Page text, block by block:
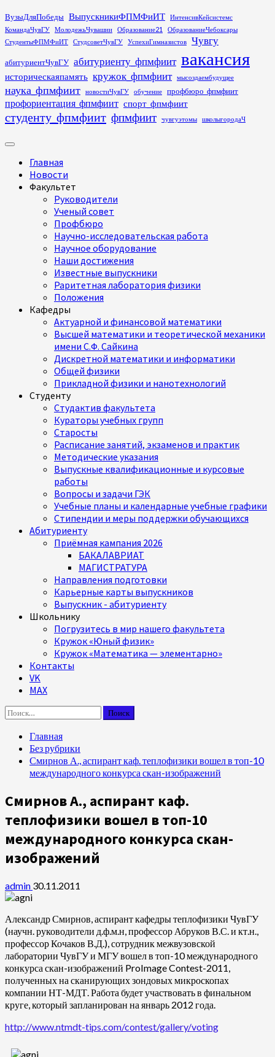
Перейти
к
содержимому
ВузыДляПобеды ВыпускникиФПМФиИТ
ИнтенсивКейсистемс
КомандаЧувГУ
МолодежьЧувашии Образование21
ОбразованиеЧебоксары
СтудентыФПМФиИТ
СтудсоветЧувГУ УспехиГимназистов Чувгу
абитуриентЧувГУ абитуриенту_фпмфиит вакансия
историческаяпамять кружок_фпмфиит мысоздаембудущее
наука_фпмфиит новостиЧувГУ обучение профбюро_фпмфиит
профориентация_фпмфиит спорт_фпмфиит
студенту_фпмфиит фпмфиит чувгуэтомы школыгородаЧ
Основное
Главная
Новости
Факультет
Руководители
Ученый совет
Профбюро
Научно-исследовательская работа
Научное оборудование
Наши достижения
Известные выпускники
Раритетная лаборатория физики
Положения
Кафедры
Актуарной и финансовой математики
Высшей математики и теоретической механики
имени С.Ф. Сайкина
Дискретной математики и информатики
Общей физики
Прикладной физики и нанотехнологий
Студенту
Студактив факультета
Кураторы учебных групп
Старосты
Расписание занятий, экзаменов и практик
Методические указания
Выпускные квалификационные и курсовые
работы
Вопросы и задачи ГЭК
Учебные планы и календарные учебные графики
Стипендии и меры поддержки обучающихся
Абитуриенту
Приёмная кампания 2026
БАКАЛАВРИАТ
МАГИСТРАТУРА
Направления подготовки
Карьерные карты выпускников
Выпускник - абитуриенту
Школьнику
Погрузитесь в мир нашего факультета
Кружок «Юный физик»
Кружок «Математика — элементарно»
Контакты
VK
MAX
Найти:
Главная
Без рубрики
Смирнов А., аспирант каф. теплофизики вошел в топ-10
международного конкурса скан-изображений
Смирнов А., аспирант каф.
теплофизики вошел в топ-10
международного конкурса скан-
изображений
admin 30.11.2011
Александр Смирнов, аспирант кафедры теплофизики ЧувГУ
(научн. руководители д.ф.м.н, профессор Абруков В.С. и кт.н.,
профессор Кочаков В.Д.), сотрудник межвузовской
лаборатории ЧувГУ и МГУ вошел в топ-10 международного
конкурса скан-изображений ProImage Contest-2011,
полученных на сканирующих зондовых микроскопах
компании НТ-МДТ. Работа будет участвовать в финальном
круге, который запланирован на январь 2012 года.
http://www.ntmdt-tips.com/contest/gallery/voting